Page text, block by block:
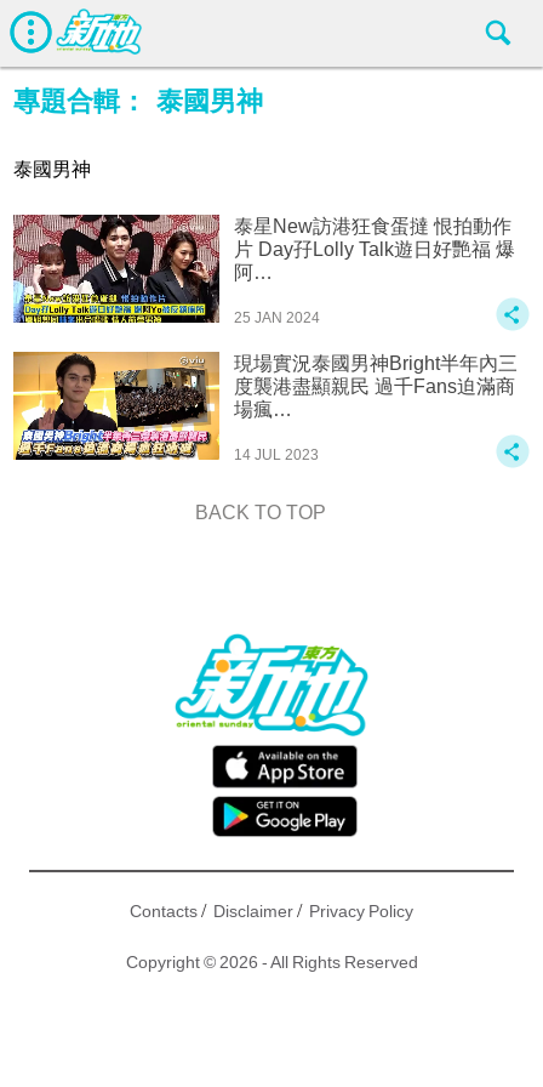
專題合輯： 泰國男神
泰國男神
泰星New訪港狂食蛋撻 恨拍動作
片 Day孖Lolly Talk遊日好艷福 爆
阿…
25 JAN 2024
現場實況泰國男神Bright半年內三
度襲港盡顯親民 過千Fans迫滿商
場瘋…
14 JUL 2023
BACK TO TOP
Contacts/ Disclaimer/ Privacy Policy
Copyright © 2026 - All Rights Reserved